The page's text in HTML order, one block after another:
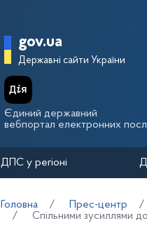
Головна
gov.ua
Державні сайти України
Єдиний державний
вебпортал електронних
ДПС у регіоні
Головна Прес-центр
Спільними зусиллями